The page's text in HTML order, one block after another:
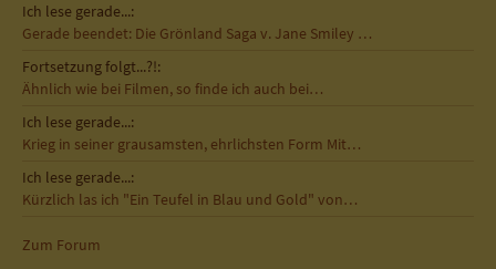
Ich lese gerade...:
Gerade beendet: Die Grönland Saga v. Jane Smiley …
Fortsetzung folgt...?!:
Ähnlich wie bei Filmen, so finde ich auch bei…
Ich lese gerade...:
Krieg in seiner grausamsten, ehrlichsten Form Mit…
Ich lese gerade...:
Kürzlich las ich "Ein Teufel in Blau und Gold" von…
Zum Forum